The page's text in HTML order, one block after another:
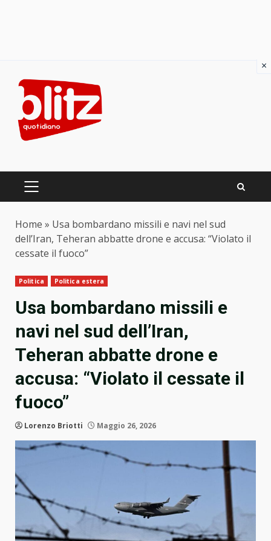
content
PRIMARY
Home » Usa bombardano missili e navi nel sud
dell’Iran, Teheran abbatte drone e accusa: “Violato il
cessate il fuoco”
Politica Politica estera
Usa bombardano missili e
navi nel sud dell’Iran,
Teheran abbatte drone e
accusa: “Violato il cessate il
fuoco”
Lorenzo Briotti Maggio 26, 2026
×